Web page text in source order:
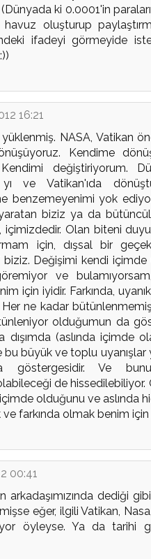
ki 0.0001'in
oluşturup
ifadeyi görmeyide
16:21
NASA, Vatikan
Kendime
değiştiriyorum.
ve Vatikan'ıda
benzemeyenimi yok
biziz ya da
Olan biteni
için, dışsal bir
biziz. Değişimi kendi
ve bulamıyorsam,
için iyidir. Farkında,
ne kadar
olduğumun da
(aslında içimde
büyük ve toplu uyanışlar
göstergesidir. Ve
de hissedilebiliyor.
olduğunu ve aslında
farkında olmak benim için
00:41
arkadaşımızında dediği
eğer, ilgili Vatikan,
öyleyse. Ya da tarihi